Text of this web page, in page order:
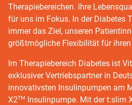
Therapiebereichen. Ihre
für uns im Fokus. In der Diabetes
immer das Ziel, unseren
größtmögliche Flexibilität für
Im Therapiebereich Diabetes ist
exklusiver Vertriebspartner in
innovativsten Insulinpumpen am
X2TM Insulinpumpe. Mit der t:slim